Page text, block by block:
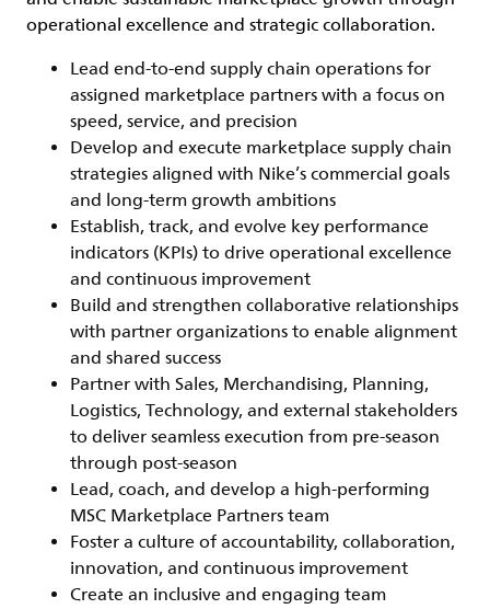
operational excellence and strategic collaboration.
Lead end-to-end supply chain operations for
assigned marketplace partners with a focus on
speed, service, and precision
Develop and execute marketplace supply chain
strategies aligned with Nike’s commercial goals
and long-term growth ambitions
Establish, track, and evolve key performance
indicators (KPIs) to drive operational excellence
and continuous improvement
Build and strengthen collaborative relationships
with partner organizations to enable alignment
and shared success
Partner with Sales, Merchandising, Planning,
Logistics, Technology, and external stakeholders
to deliver seamless execution from pre-season
through post-season
Lead, coach, and develop a high-performing
MSC Marketplace Partners team
Foster a culture of accountability, collaboration,
innovation, and continuous improvement
Create an inclusive and engaging team